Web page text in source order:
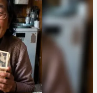
10時に流れるんです
もあり、私を主演に選